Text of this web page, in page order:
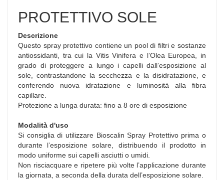
PROTETTIVO SOLE
Descrizione
Questo spray protettivo contiene un pool di filtri e sostanze
antiossidanti, tra cui la Vitis Vinifera e l’Olea Europea, in
grado di proteggere a lungo i capelli dall’esposizione al
sole, contrastandone la secchezza e la disidratazione, e
conferendo nuova idratazione e luminosità alla fibra
capillare.
Protezione a lunga durata: fino a 8 ore di esposizione
Modalità d'uso
Si consiglia di utilizzare Bioscalin Spray Protettivo prima o
durante l’esposizione solare, distribuendo il prodotto in
modo uniforme sui capelli asciutti o umidi.
Non risciacquare e ripetere più volte l’applicazione durante
la giornata, a seconda della durata dell’esposizione solare.